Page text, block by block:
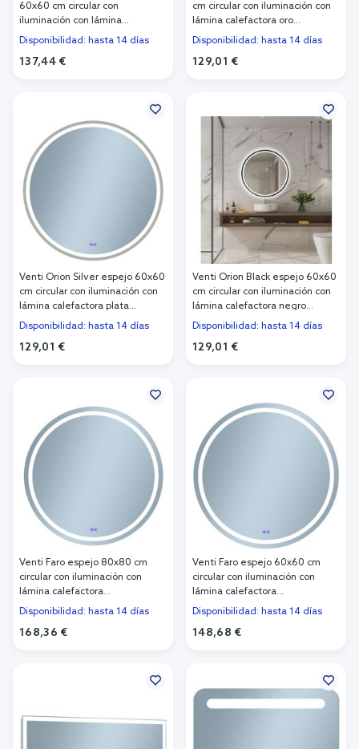
60x60 cm circular con
iluminación con lámina
calefactora grafito
Disponibilidad: hasta 14 días
137,44 €
cm circular con iluminación con
lámina calefactora oro
5905951180366
Disponibilidad: hasta 14 días
129,01 €
Venti Orion Silver espejo 60x60
cm circular con iluminación con
lámina calefactora plata
5905951180359
Disponibilidad: hasta 14 días
129,01 €
Venti Orion Black espejo 60x60
cm circular con iluminación con
lámina calefactora negro
5905951180342
Disponibilidad: hasta 14 días
129,01 €
Venti Faro espejo 80x80 cm
circular con iluminación con
lámina calefactora
5905951180397
Disponibilidad: hasta 14 días
168,36 €
Venti Faro espejo 60x60 cm
circular con iluminación con
lámina calefactora
5905951180403
Disponibilidad: hasta 14 días
148,68 €